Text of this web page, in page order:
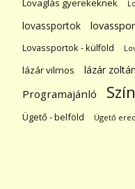
Lovaglás gyerekeknek
lovassportok
Lovassportok - külföld
lázár vilmos lázár zoltán
Programajánló
Ügető - belföld Ügető